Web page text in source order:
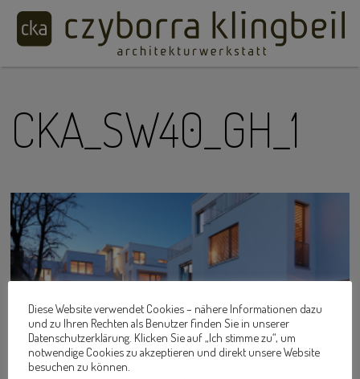
CKA_SW40_GH_1
Diese Website verwendet Cookies – nähere Informationen dazu
und zu Ihren Rechten als Benutzer finden Sie in unserer
Datenschutzerklärung. Klicken Sie auf „Ich stimme zu“, um
notwendige Cookies zu akzeptieren und direkt unsere Website
besuchen zu können.